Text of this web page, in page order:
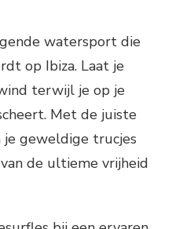
watersport die
op Ibiza. Laat je
terwijl je op je
Met de juiste
je geweldige trucjes
de ultieme vrijheid